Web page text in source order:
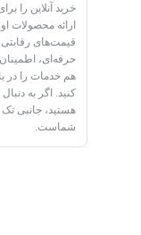
خرید آنلاین را
ارائه محصولات
قیمت‌های
حرفه‌ای،
هم خدمات را در
کنید. اگر به
هستید، جانبی تک
شماست.